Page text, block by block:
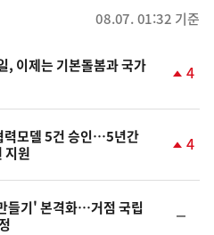
08.07. 01:32 기준
, 이제는 기본돌봄과 국가
계
4
력모델 5건 승인…5년간
지원
계
4
들기' 본격화…거점 국립